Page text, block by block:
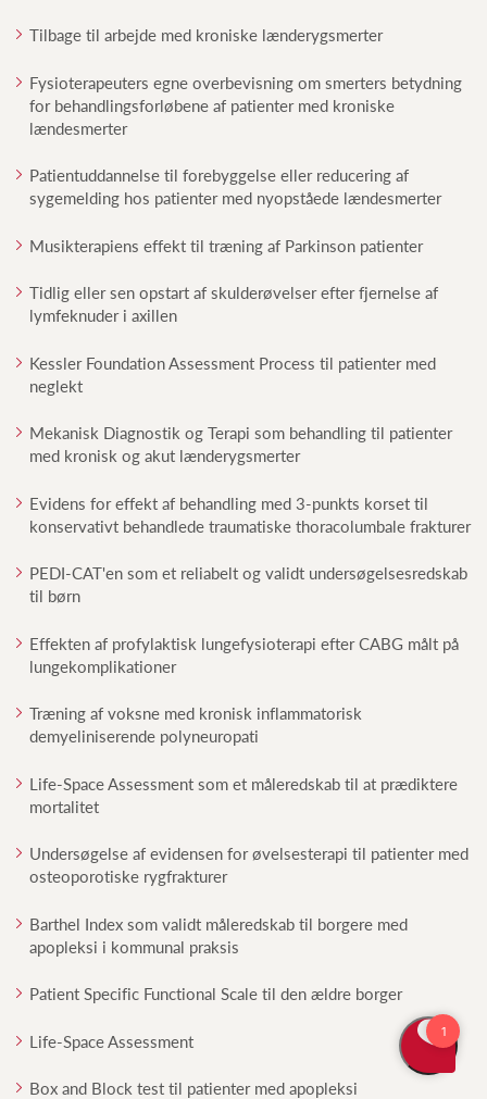
Tilbage til arbejde med kroniske lænderygsmerter
Fysioterapeuters egne overbevisning om smerters betydning
for behandlingsforløbene af patienter med kroniske
lændesmerter
Patientuddannelse til forebyggelse eller reducering af
sygemelding hos patienter med nyopståede lændesmerter
Musikterapiens effekt til træning af Parkinson patienter
Tidlig eller sen opstart af skulderøvelser efter fjernelse af
lymfeknuder i axillen
Kessler Foundation Assessment Process til patienter med
neglekt
Mekanisk Diagnostik og Terapi som behandling til patienter
med kronisk og akut lænderygsmerter
Evidens for effekt af behandling med 3-punkts korset til
konservativt behandlede traumatiske thoracolumbale frakturer
PEDI-CAT'en som et reliabelt og validt undersøgelsesredskab
til børn
Effekten af profylaktisk lungefysioterapi efter CABG målt på
lungekomplikationer
Træning af voksne med kronisk inflammatorisk
demyeliniserende polyneuropati
Life-Space Assessment som et måleredskab til at prædiktere
mortalitet
Undersøgelse af evidensen for øvelsesterapi til patienter med
osteoporotiske rygfrakturer
Barthel Index som validt måleredskab til borgere med
apopleksi i kommunal praksis
Patient Specific Functional Scale til den ældre borger
Life-Space Assessment
Box and Block test til patienter med apopleksi